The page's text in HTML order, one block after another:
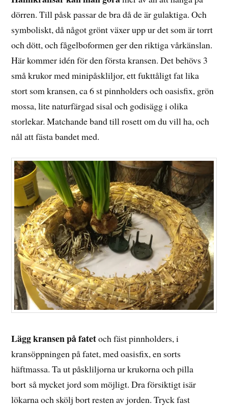
dörren. Till påsk passar de bra då de är gulaktiga. Och
symboliskt, då något grönt växer upp ur det som är torrt
och dött, och fågelboformen ger den riktiga vårkänslan.
Här kommer idén för den första kransen. Det behövs 3
små krukor med minipåskliljor, ett fukttåligt fat lika
stort som kransen, ca 6 st pinnholders och oasisfix, grön
mossa, lite naturfärgad sisal och godisägg i olika
storlekar. Matchande band till rosett om du vill ha, och
nål att fästa bandet med.
Lägg kransen på fatetoch fäst pinnholders, i
kransöppningen på fatet, med oasisfix, en sorts
häftmassa. Ta ut påskliljorna ur krukorna och pilla
bort så mycket jord som möjligt. Dra försiktigt isär
lökarna och skölj bort resten av jorden. Tryck fast